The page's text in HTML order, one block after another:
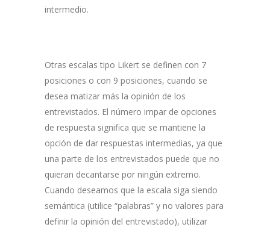
intermedio.
Otras escalas tipo Likert se definen con 7
posiciones o con 9 posiciones, cuando se
desea matizar más la opinión de los
entrevistados. El número impar de opciones
de respuesta significa que se mantiene la
opción de dar respuestas intermedias, ya que
una parte de los entrevistados puede que no
quieran decantarse por ningún extremo.
Cuando deseamos que la escala siga siendo
semántica (utilice “palabras” y no valores para
definir la opinión del entrevistado), utilizar